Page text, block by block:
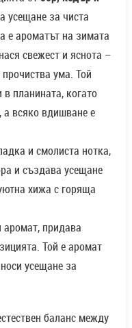
усещане за чиста
е ароматът на зимата
свежест и яснота –
ума. Той
планината, когато
а всяко вдишване е
и смолиста нотка,
и създава усещане
хижа с горяща
аромат, придава
Той е аромат
усещане за
баланс между